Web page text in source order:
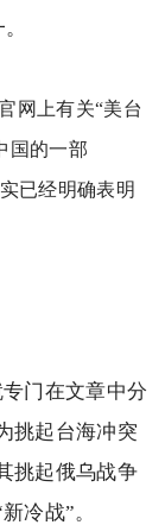
网上有关“美台
国的一部
已经明确表明
专门在文章中分
挑起台海冲突
挑起俄乌战争
冷战”。